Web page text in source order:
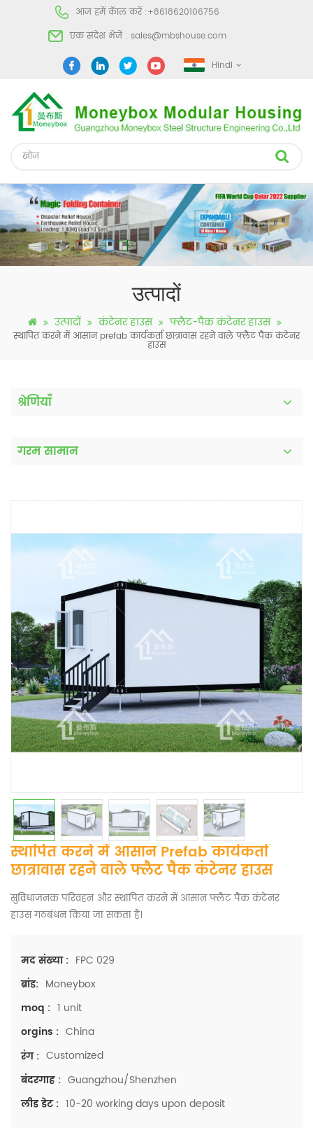
आज हमें कॅाल करें :+8618620106756
एक संदेश भेजें : sales@mbshouse.com
Hindi
उत्पादों
उत्पादों कंटेनर हाउस फ्लैट-पैक कंटेनर हाउस
स्थापित करने में आसान prefab कार्यकर्ता छात्रावास रहने वाले फ्लैट पैक कंटेनर
हाउस
श्रेणियाँ
गरम सामान
स्थापित करने में आसान Prefab कार्यकर्ता
छात्रावास रहने वाले फ्लैट पैक कंटेनर हाउस
सुविधाजनक परिवहन और स्थापित करने में आसान फ्लैट पैक कंटेनर
हाउस गठबंधन किया जा सकता है।
मद संख्या : FPC 029
ब्रांड: Moneybox
moq : 1 unit
orgins : China
रंग : Customized
बंदरगाह : Guangzhou/Shenzhen
लीड डेट : 10-20 working days upon deposit